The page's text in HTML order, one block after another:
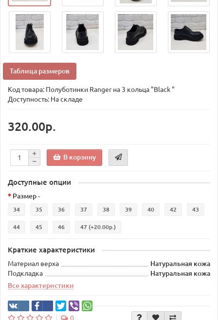
Таблица размеров
Код товара: Полуботинки Ranger на 3 кольца "Black "
Доступность: На складе
320.00р.
В корзину
Доступные опции
Размер -
34 35 36 37 38 39 40 42 43
44 45 46 47 (+20.00р.)
Краткие характеристики
Материал верха
Натуральная кожа
Подкладка
Натуральная кожа
Все характеристики
0